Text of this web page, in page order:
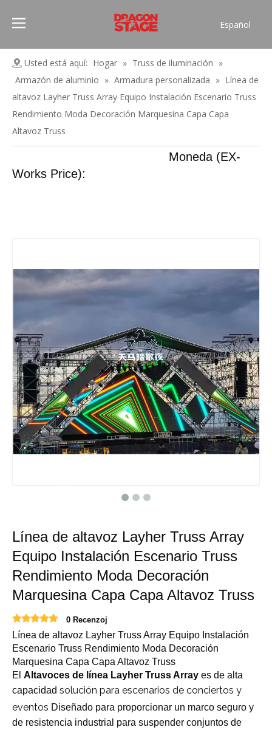
Español
Pусский
Français
العربية
简体中文
Usted está aquí: Hogar » Truss de iluminación »
Armazón de aluminio » Armadura personalizada » Línea de
altavoz Layher Truss Array Equipo Instalación Escenario Truss
Rendimiento Moda Decoración Marquesina Capa Capa
Altavoz Truss
Moneda (EX-
Works Price):
Línea de altavoz Layher Truss Array
Equipo Instalación Escenario Truss
Rendimiento Moda Decoración
Marquesina Capa Capa Altavoz Truss
0 Recenzoj
Línea de altavoz Layher Truss Array Equipo Instalación
Escenario Truss Rendimiento Moda Decoración
Marquesina Capa Capa Altavoz Truss
El Altavoces de línea Layher Truss Array es de alta
capacidad solución para escenarios de conciertos y
eventos Diseñado para proporcionar un marco seguro y
de resistencia industrial para suspender conjuntos de